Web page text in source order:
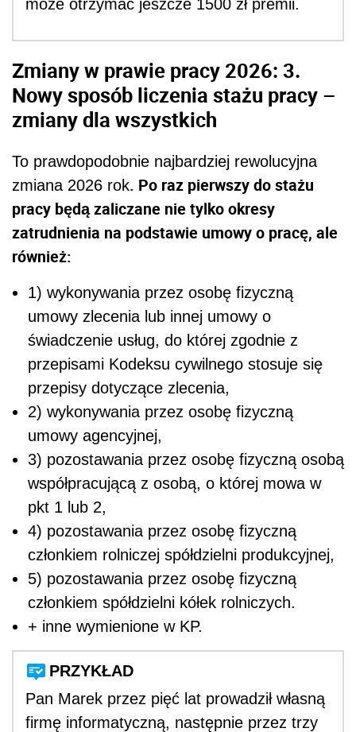
może otrzymać jeszcze 1500 zł premii.
Zmiany w prawie pracy 2026: 3.
Nowy sposób liczenia stażu pracy –
zmiany dla wszystkich
To prawdopodobnie najbardziej rewolucyjna
zmiana 2026 rok. Po raz pierwszy do stażu
pracy będą zaliczane nie tylko okresy
zatrudnienia na podstawie umowy o pracę, ale
również:
1) wykonywania przez osobę fizyczną
umowy zlecenia lub innej umowy o
świadczenie usług, do której zgodnie z
przepisami Kodeksu cywilnego stosuje się
przepisy dotyczące zlecenia,
2) wykonywania przez osobę fizyczną
umowy agencyjnej,
3) pozostawania przez osobę fizyczną osobą
współpracującą z osobą, o której mowa w
pkt 1 lub 2,
4) pozostawania przez osobę fizyczną
członkiem rolniczej spółdzielni produkcyjnej,
5) pozostawania przez osobę fizyczną
członkiem spółdzielni kółek rolniczych.
+ inne wymienione w KP.
PRZYKŁAD
Pan Marek przez pięć lat prowadził własną
firmę informatyczną, następnie przez trzy